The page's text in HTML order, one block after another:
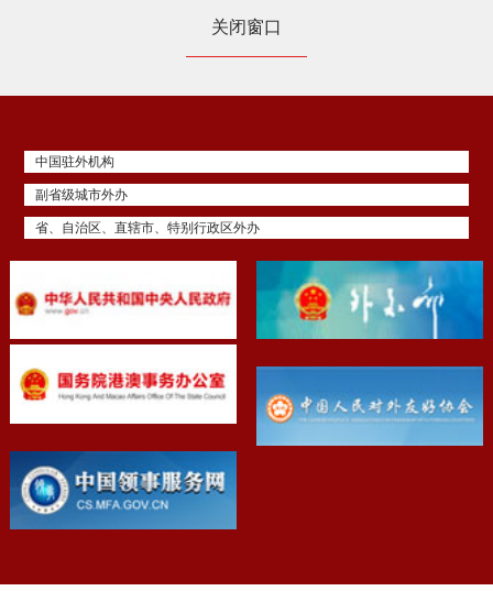
关闭窗口
中国驻外机构
副省级城市外办
省、自治区、直辖市、特别行政区外办